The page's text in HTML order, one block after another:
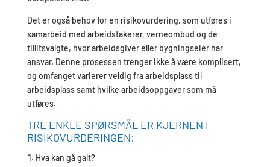
Det er også behov for en risikovurdering, som utføres i
samarbeid med arbeidstakerer, verneombud og de
tillitsvalgte, hvor arbeidsgiver eller bygningseier har
ansvar. Denne prosessen trenger ikke å være komplisert,
og omfanget varierer veldig fra arbeidsplass til
arbeidsplass samt hvilke arbeidsoppgaver som må
utføres.
TRE ENKLE SPØRSMÅL ER KJERNEN I
RISIKOVURDERINGEN:
Hva kan gå galt?